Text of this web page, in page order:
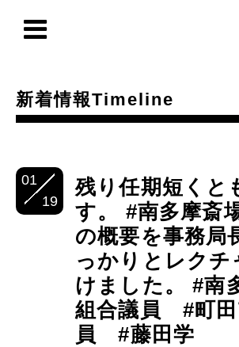
新着情報Timeline
01
19
残り任期短くと
す。 #南多摩斎
の概要を事務局
っかりとレクチ
けました。 #南
組合議員 #町田
員 #藤田学